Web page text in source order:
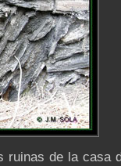
ruinas de la casa